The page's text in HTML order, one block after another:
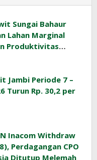
Sungai Bahaur
Lahan Marginal
Produktivitas
Jambi Periode 7 –
Turun Rp. 30,2 per
Inacom Withdraw
Perdagangan CPO
Ditutup Melemah